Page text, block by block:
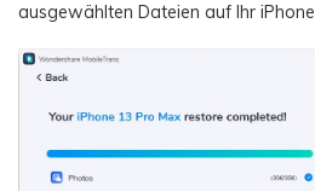
ausgewählten Dateien auf Ihr